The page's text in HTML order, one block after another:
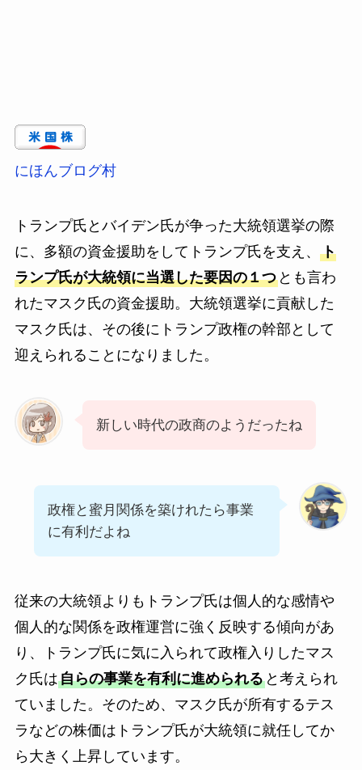
にほんブログ村
トランプ氏とバイデン氏が争った大統領選挙の際
に、多額の資金援助をしてトランプ氏を支え、 ト
ランプ氏が大統領に当選した要因の１つとも言わ
れたマスク氏の資金援助。大統領選挙に貢献した
マスク氏は、その後にトランプ政権の幹部として
迎えられることになりました。
新しい時代の政商のようだったね
政権と蜜月関係を築けれたら事業
に有利だよね
従来の大統領よりもトランプ氏は個人的な感情や
個人的な関係を政権運営に強く反映する傾向があ
り、トランプ氏に気に入られて政権入りしたマス
ク氏は自らの事業を有利に進められると考えられ
ていました。そのため、マスク氏が所有するテス
ラなどの株価はトランプ氏が大統領に就任してか
ら大きく上昇しています。